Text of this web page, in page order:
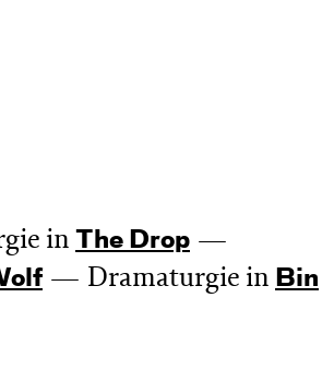
in The Drop
Dramaturgie in Bin